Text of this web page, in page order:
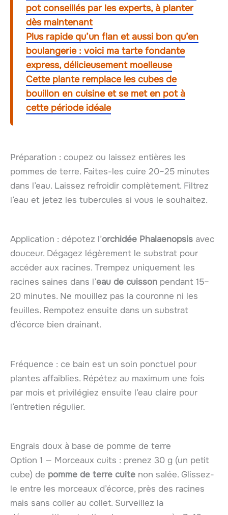
pot conseillés par les experts, à planter
dès maintenant
Plus rapide qu’un flan et aussi bon qu’en
boulangerie : voici ma tarte fondante
express, délicieusement moelleuse
Cette plante remplace les cubes de
bouillon en cuisine et se met en pot à
cette période idéale
Préparation : coupez ou laissez entières les
pommes de terre. Faites-les cuire 20–25 minutes
dans l’eau. Laissez refroidir complètement. Filtrez
l’eau et jetez les tubercules si vous le souhaitez.
Application : dépotez l’orchidée Phalaenopsis avec
douceur. Dégagez légèrement le substrat pour
accéder aux racines. Trempez uniquement les
racines saines dans l’eau de cuisson pendant 15–
20 minutes. Ne mouillez pas la couronne ni les
feuilles. Rempotez ensuite dans un substrat
d’écorce bien drainant.
Fréquence : ce bain est un soin ponctuel pour
plantes affaiblies. Répétez au maximum une fois
par mois et privilégiez ensuite l’eau claire pour
l’entretien régulier.
Engrais doux à base de pomme de terre
Option 1 — Morceaux cuits : prenez 30 g (un petit
cube) de pomme de terre cuite non salée. Glissez-
le entre les morceaux d’écorce, près des racines
mais sans coller au collet. Surveillez la